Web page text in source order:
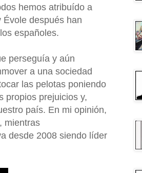
hemos atribuído a
después han
españoles.
perseguía y aún
a una sociedad
las pelotas poniendo
propios prejuicios y,
país. En mi opinión,
mientras
desde 2008 siendo líder